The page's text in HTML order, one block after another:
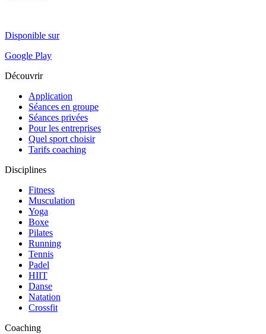
Disponible sur
Google Play
Découvrir
Application
Séances en groupe
Séances privées
Pour les entreprises
Quel sport choisir
Tarifs coaching
Disciplines
Fitness
Musculation
Yoga
Boxe
Pilates
Running
Tennis
Padel
HIIT
Danse
Natation
Crossfit
Coaching